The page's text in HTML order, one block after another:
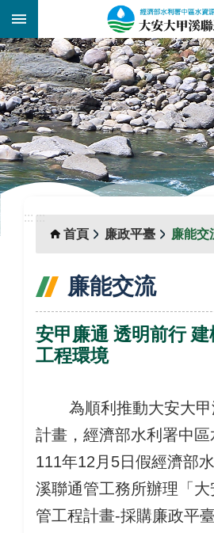
跳到主要內容區塊
:::
::: :::
首頁
廉政平臺 廉能交
廉能交流
安甲廉通 透明前行
工程環境
為順利推動大安大甲
計畫，經濟部水利署中
111年12月5日假經濟部
溪聯通管工務所辦理「
管工程計畫-採購廉政平